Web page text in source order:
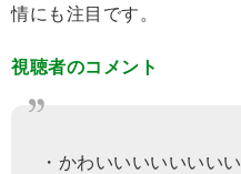
情にも注目です。
視聴者のコメント
・かわいいいいいいいい